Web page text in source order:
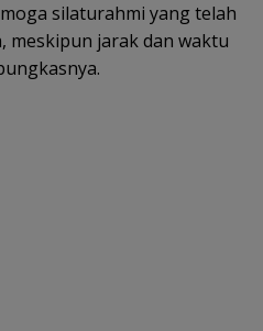
silaturahmi yang telah
meskipun jarak dan waktu